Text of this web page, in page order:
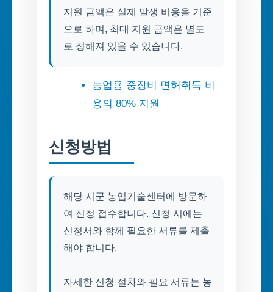
지원 금액은 실제 발생 비용을 기준
으로 하며, 최대 지원 금액은 별도
로 정해져 있을 수 있습니다.
농업용 중장비 면허취득 비
용의 80% 지원
신청방법
해당 시군 농업기술센터에 방문하
여 신청 접수합니다. 신청 시에는
신청서와 함께 필요한 서류를 제출
해야 합니다.
자세한 신청 절차와 필요 서류는 농